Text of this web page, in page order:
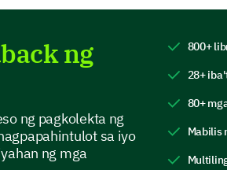
of Programs
specific aspects of our programs
aspects of our programs that
explain in detail.
ng
ng pagkolekta ng
sa iyo
ng mga
800+
28+
80+
Mabilis